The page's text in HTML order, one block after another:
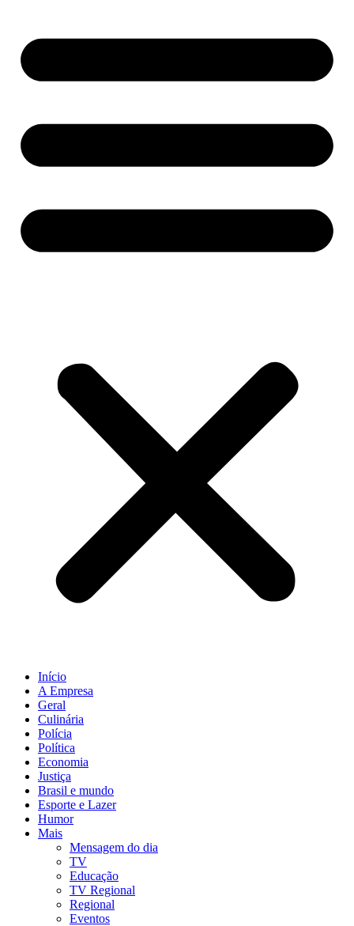
Início
A Empresa
Geral
Culinária
Polícia
Política
Economia
Justiça
Brasil e mundo
Esporte e Lazer
Humor
Mais
Mensagem do dia
TV
Educação
TV Regional
Regional
Eventos